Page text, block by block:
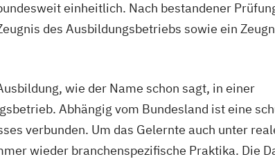
einheitlich. Nach bestandener
des Ausbildungsbetriebs sowie ein
wie der Name schon sagt, in einer
Abhängig vom Bundesland ist eine
verbunden. Um das Gelernte auch unter
wieder branchenspezifische Praktika. Die